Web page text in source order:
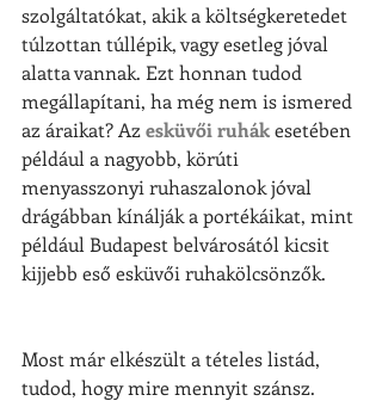
szolgáltatókat, akik a költségkeretedet
túlzottan túllépik, vagy esetleg jóval
alatta vannak. Ezt honnan tudod
megállapítani, ha még nem is ismered
az áraikat? Az esküvői ruhák esetében
például a nagyobb, körúti
menyasszonyi ruhaszalonok jóval
drágábban kínálják a portékáikat, mint
például Budapest belvárosától kicsit
kijjebb eső esküvői ruhakölcsönzők.
Most már elkészült a tételes listád,
tudod, hogy mire mennyit szánsz.